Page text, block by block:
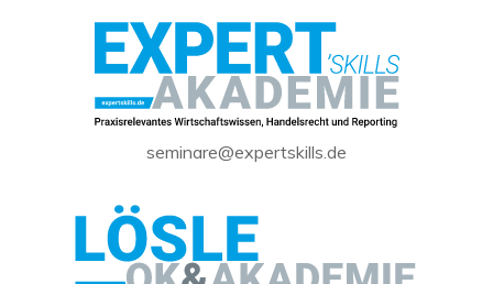
seminare@expertskills.de